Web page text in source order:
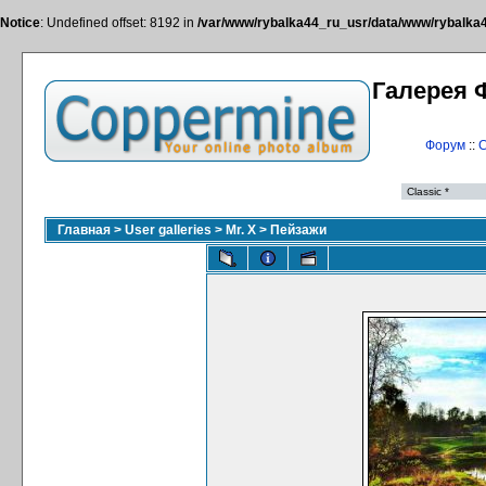
Notice: Undefined offset: 8192 in /var/www/rybalka44_ru_usr/data/www/
Галерея
Форум::
Главная > User galleries > Mr. X > Пейзажи